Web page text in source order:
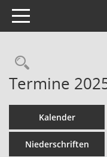
Toggle navigation
Termine
Kalender
Niederschriften